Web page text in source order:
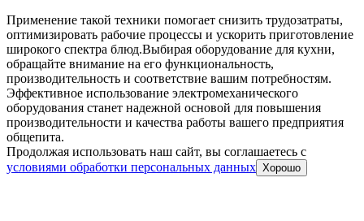
Применение такой техники помогает снизить трудозатраты,
оптимизировать рабочие процессы и ускорить приготовление
широкого спектра блюд.Выбирая оборудование для кухни,
обращайте внимание на его функциональность,
производительность и соответствие вашим потребностям.
Эффективное использование электромеханического
оборудования станет надежной основой для повышения
производительности и качества работы вашего предприятия
общепита.
Продолжая использовать наш сайт, вы соглашаетесь c
условиями обработки персональных данных Хорошо